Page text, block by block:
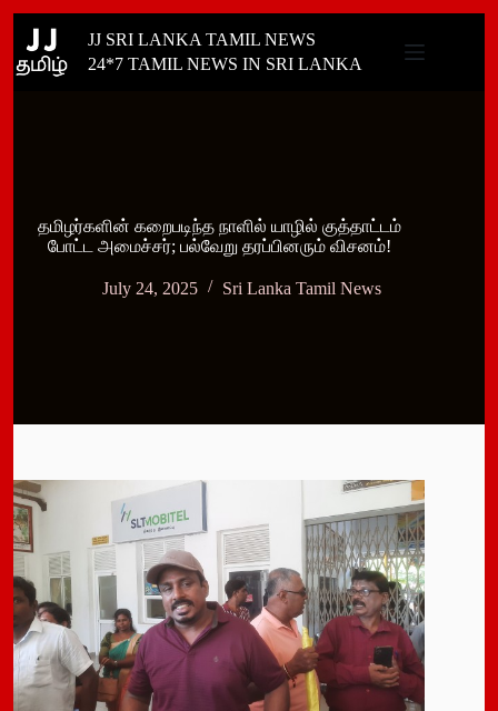
content
JJ SRI LANKA TAMIL NEWS
24*7 TAMIL NEWS IN SRI LANKA
தமிழர்களின் கறைபடிந்த நாளில் யாழில் குத்தாட்டம்
போட்ட அமைச்சர்; பல்வேறு தரப்பினரும் விசனம்!
July 24, 2025 Sri Lanka Tamil News